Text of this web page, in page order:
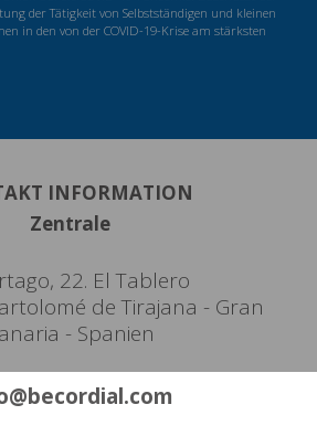
der Tätigkeit von Selbstständigen und kleinen
in den von der COVID-19-Krise am stärksten
INFORMATION
Zentrale
22. El Tablero
de Tirajana - Gran
- Spanien